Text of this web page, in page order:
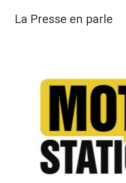
La Presse en parle